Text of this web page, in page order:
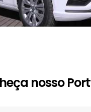
nosso